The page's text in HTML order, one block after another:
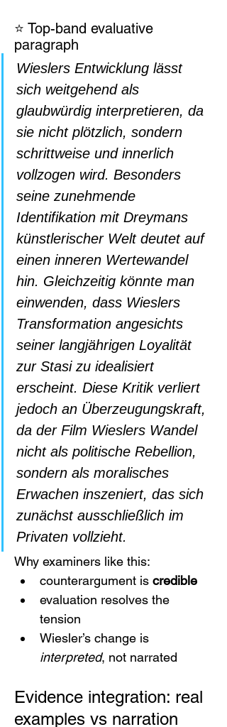
⭐ Top-band evaluative
paragraph
Wieslers Entwicklung lässt
sich weitgehend als
glaubwürdig interpretieren, da
sie nicht plötzlich, sondern
schrittweise und innerlich
vollzogen wird. Besonders
seine zunehmende
Identifikation mit Dreymans
künstlerischer Welt deutet auf
einen inneren Wertewandel
hin. Gleichzeitig könnte man
einwenden, dass Wieslers
Transformation angesichts
seiner langjährigen Loyalität
zur Stasi zu idealisiert
erscheint. Diese Kritik verliert
jedoch an Überzeugungskraft,
da der Film Wieslers Wandel
nicht als politische Rebellion,
sondern als moralisches
Erwachen inszeniert, das sich
zunächst ausschließlich im
Privaten vollzieht.
Why examiners like this:
counterargument is credible
evaluation resolves the
tension
Wiesler’s change is
interpreted, not narrated
Evidence integration: real
examples vs narration